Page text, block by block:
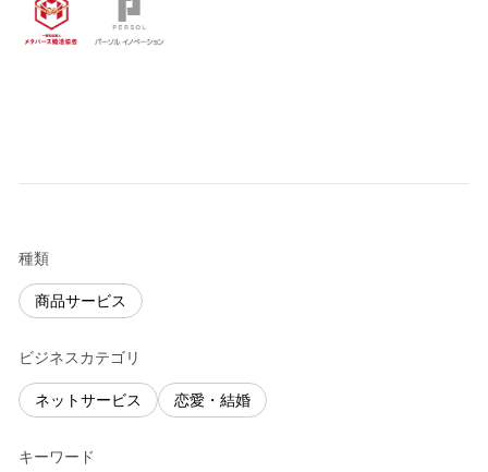
種類
商品サービス
ビジネスカテゴリ
ネットサービス 恋愛・結婚
キーワード